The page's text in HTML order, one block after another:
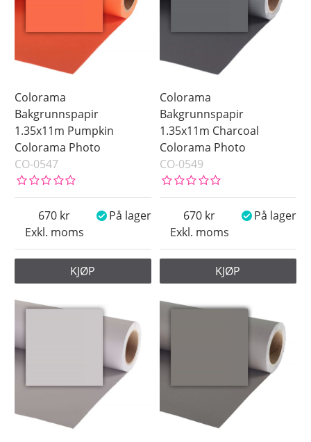
Colorama
Bakgrunnspapir
1.35x11m Pumpkin
Colorama Photo
CO-0547
Exkl. moms
670 På lager
KJØP
Colorama
Bakgrunnspapir
1.35x11m Charcoal
Colorama Photo
CO-0549
Exkl. moms
670 På lager
KJØP